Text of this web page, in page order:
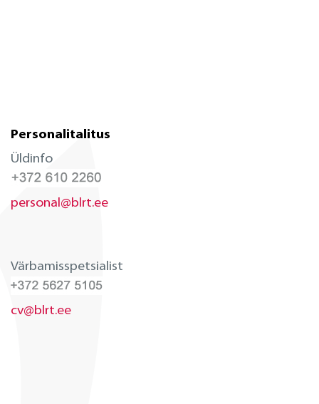
Personalitalitus
Üldinfo
personal@blrt.ee
Värbamisspetsialist
cv@blrt.ee